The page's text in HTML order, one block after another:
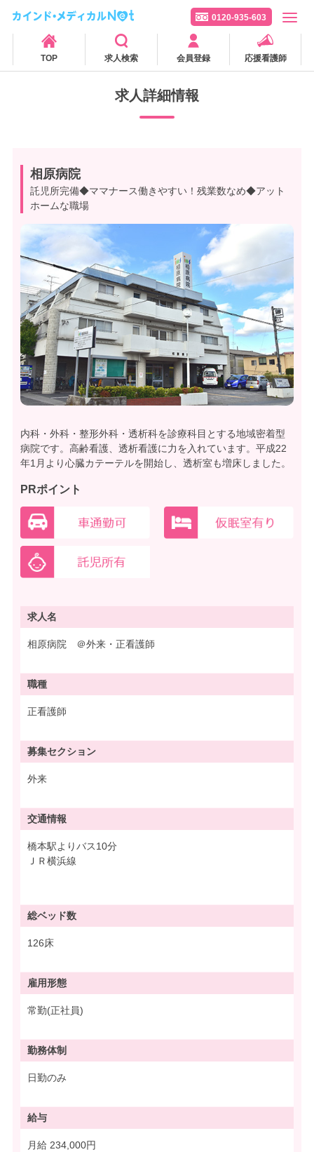
0120-935-603
TOP 求人検索 会員登録 応援看護師
求人詳細情報
相原病院
託児所完備◆ママナース働きやすい！残業数なめ◆アット
ホームな職場
内科・外科・整形外科・透析科を診療科目とする地域密着型
病院です。高齢看護、透析看護に力を入れています。平成22
年1月より心臓カテーテルを開始し、透析室も増床しました。
PRポイント
求人名
相原病院 ＠外来・正看護師
職種
正看護師
募集セクション
外来
交通情報
橋本駅よりバス10分
ＪＲ横浜線
総ベッド数
126床
雇用形態
常勤(正社員)
勤務体制
日勤のみ
給与
月給 234,000円